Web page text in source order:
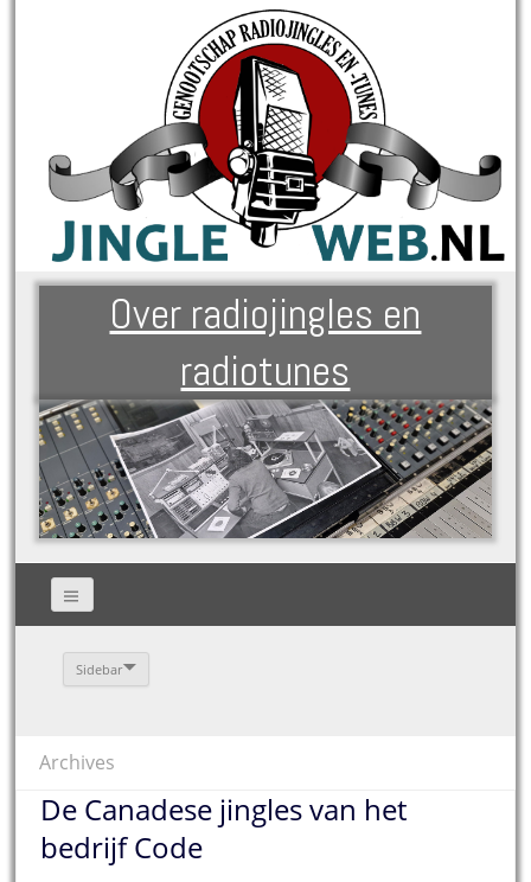
Over radiojingles en
radiotunes
Sidebar
Archives
De Canadese jingles van het
bedrijf Code